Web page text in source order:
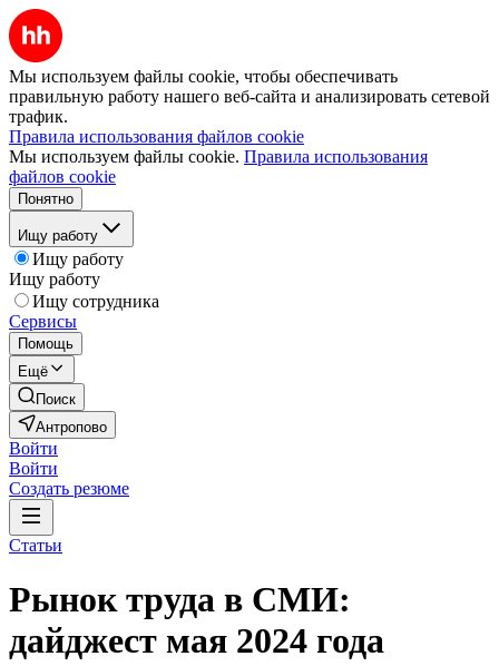
Мы используем файлы cookie, чтобы обеспечивать
правильную работу нашего веб-сайта и анализировать сетевой
трафик.
Правила использования файлов cookie
Мы используем файлы cookie. Правила использования
файлов cookie
Понятно
Ищу работу
Ищу работу
Ищу работу
Ищу сотрудника
Сервисы
Помощь
Ещё
Поиск
Антропово
Войти
Войти
Создать резюме
Статьи
Рынок труда в СМИ:
дайджест мая 2024 года